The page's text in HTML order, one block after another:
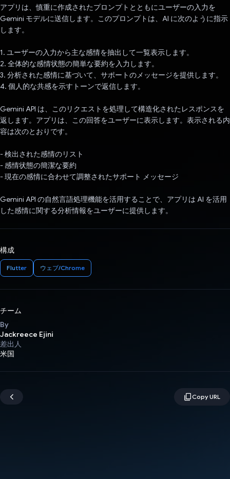
アプリは、慎重に作成されたプロンプトとともにユーザーの入力を
Gemini モデルに送信します。このプロンプトは、AI に次のように指示
します。
1. ユーザーの入力から主な感情を抽出して一覧表示します。
2. 全体的な感情状態の簡単な要約を入力します。
3. 分析された感情に基づいて、サポートのメッセージを提供します。
4. 個人的な共感を示すトーンで返信します。
Gemini API は、このリクエストを処理して構造化されたレスポンスを
返します。アプリは、この回答をユーザーに表示します。表示される内
容は次のとおりです。
- 検出された感情のリスト
- 感情状態の簡潔な要約
- 現在の感情に合わせて調整されたサポート メッセージ
Gemini API の自然言語処理機能を活用することで、アプリは AI を活用
した感情に関する分析情報をユーザーに提供します。
構成
Flutter ウェブ/Chrome
チーム
By
Jackreece Ejini
差出人
米国